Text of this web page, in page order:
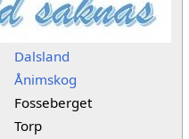
Dalsland
Ånimskog
Fosseberget
Torp